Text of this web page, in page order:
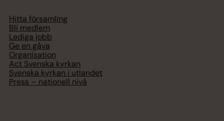
Hitta församling
Bli medlem
Lediga jobb
Ge en gåva
Organisation
Act Svenska kyrkan
Svenska kyrkan i utlandet
Press – nationell nivå